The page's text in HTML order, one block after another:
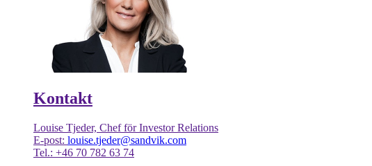
Kontakt
Louise Tjeder, Chef för Investor Relations
E-post: louise.tjeder@sandvik.com
Tel.: +46 70 782 63 74